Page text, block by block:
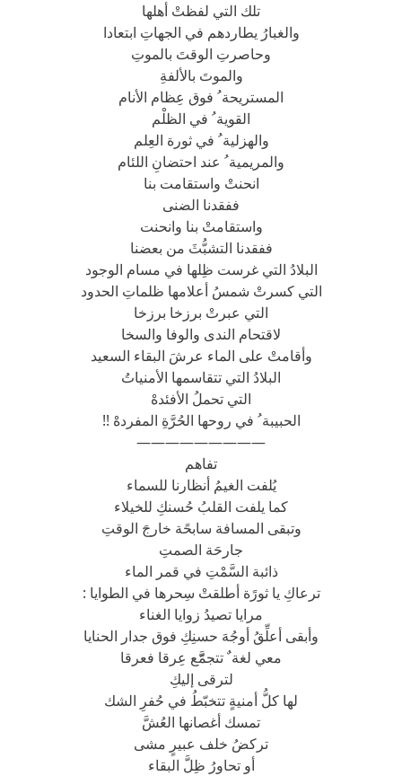
تلك التي لفظتْ أهلها
والغبارُ يطاردهم في الجهاتِ ابتعادا
وحاصرتِ الوقتَ بالموتِ
والموتَ بالألفةِ
المستريحة ُ فوق عِظام الأنام
القوية ُ في الظلْم
والهزلية ُ في ثورة العِلم
والمريمية ُ عند احتضانِ اللئام
انحنتْ واستقامت بنا
ففقدنا الضنى
واستقامتْ بنا وانحنت
ففقدنا التشبُّثَ من بعضنا
البلادُ التي غرست ظِلها في مسام الوجود
التي كسرتْ شمسُ أعلامها ظلماتِ الحدود
التي عبرتْ برزخا برزخا
لاقتحام الندى والوفا والسخا
وأقامتْ على الماء عرشَ البقاء السعيد
البلادُ التي تتقاسمها الأمنياتُ
التي تحملُ الأفئدهْ
الحبيبة ُ في روحها الحُرَّةِ المفردهْ !!
—————————
تفاهم
يُلفت الغيمُ أنظارنا للسماء
كما يلفت القلبُ حُسنكِ للخيلاء
وتبقى المسافة سابحًة خارجَ الوقتِ
جارحَة الصمتِ
ذائبة السَّمْتِ في قمر الماء
ترعاكِ يا ثورًة أطلقتْ سِحرها في الطوايا :
مرايا تصيدُ زوايا الغناء
وأبقى أعلِّقُ أوجُهَ حسنِكِ فوق جدار الحنايا
معي لغة ٌ تتجمَّّع عِرقا فعرقا
لترقى إليكِ
لها كلُّ أمنيةٍ تتخبّطُ في حُفرِ الشك
تمسك أغصانها العُشَّ
تركضُ خلف عبيرٍ مشى
أو تحاورُ ظِلَّ البقاء